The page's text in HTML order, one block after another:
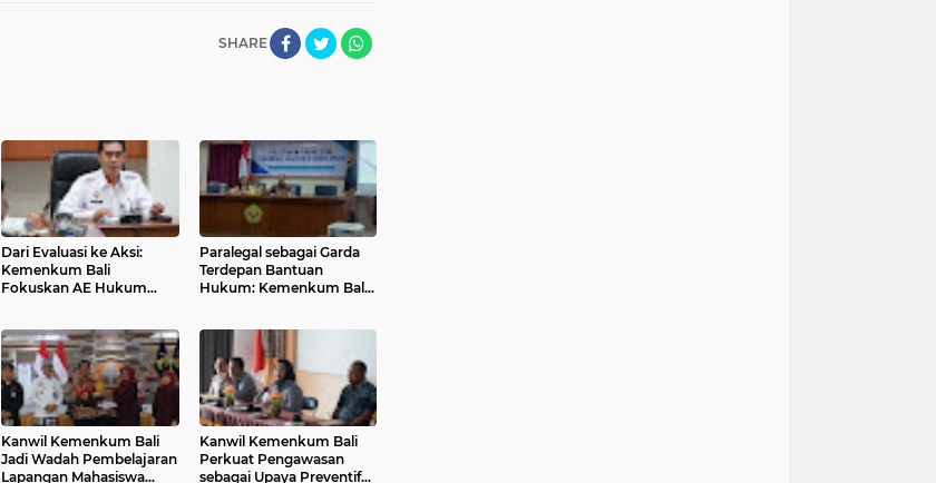
SHARE
Dari Evaluasi ke Aksi:
Kemenkum Bali
Fokuskan AE Hukum
Paralegal sebagai Garda
Terdepan Bantuan
Hukum: Kemenkum Bali
Kanwil Kemenkum Bali
Jadi Wadah Pembelajaran
Lapangan Mahasiswa
Kanwil Kemenkum Bali
Perkuat Pengawasan
sebagai Upaya Preventif